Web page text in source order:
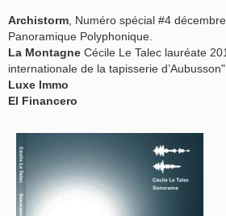
Archistorm , Numéro spécial #4
Panoramique Polyphonique.
La Montagne Cécile Le Talec lauréate
internationale de la tapisserie d’Aubusson"
Luxe Immo
El Financero